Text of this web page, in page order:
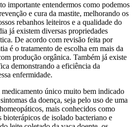
importante entendermos como podemos
e cura da mastite, melhorando os
rebanhos leiteiros e a qualidade do
já existem diversas propriedades
De acordo com revisão feita por
é o tratamento de escolha em mais da
produção orgânica. Também já existe
demonstrando a eficiência da
enfermidade.
medicamento único muito bem indicado
da doença, seja pelo uso de uma
mais conhecidos como
de isolado bacteriano e